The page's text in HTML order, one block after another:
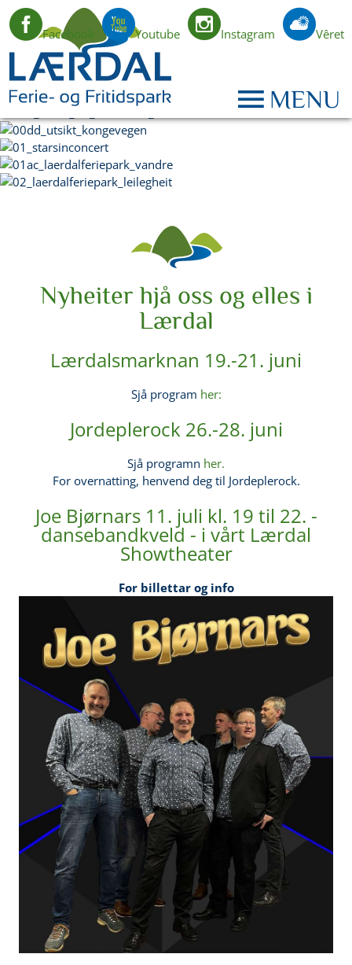
Facebook Youtube Instagram Vêret
MENU
Nyheiter hjå oss og elles i
Lærdal
Lærdalsmarknan 19.-21. juni
Sjå program her:
Jordeplerock 26.-28. juni
Sjå programn her.
For overnatting, henvend deg til Jordeplerock.
Joe Bjørnars 11. juli kl. 19 til 22. -
dansebandkveld - i vårt Lærdal
Showtheater
For billettar og info